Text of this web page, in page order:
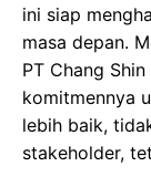
ini siap
masa depan.
PT Chang
komitmennya
lebih baik,
stakeholder,